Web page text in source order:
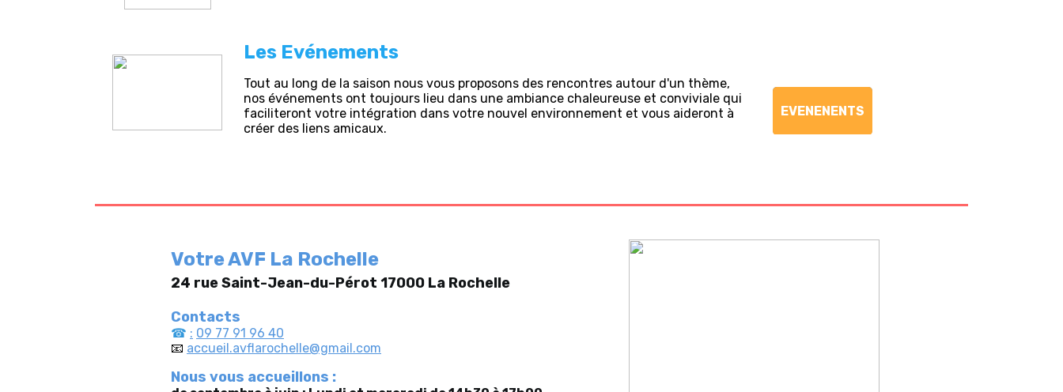
Les Evénements
Tout au long de la saison nous vous proposons des rencontres autour d'un thème,
nos événements ont toujours lieu dans une ambiance chaleureuse et conviviale qui
faciliteront votre intégration dans votre nouvel environnement et vous aideront à
créer des liens amicaux.
EVENENENTS
Votre AVF La Rochelle
24 rue Saint-Jean-du-Pérot 17000 La Rochelle
Contacts
☎ : 09 77 91 96 40
📧 accueil.avflarochelle@gmail.com
Nous vous accueillons :